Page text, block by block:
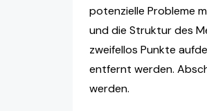
potenzielle Probleme
und die Struktur des
zweifellos Punkte
entfernt werden.
werden.